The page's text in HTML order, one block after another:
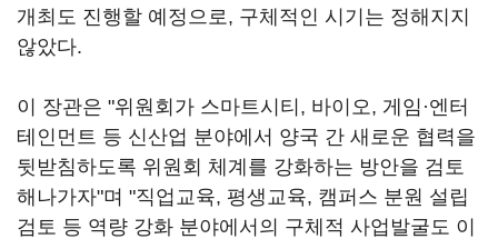
개최도 진행할 예정으로, 구체적인 시기는 정해지지
않았다.
이 장관은 "위원회가 스마트시티, 바이오, 게임·엔터
테인먼트 등 신산업 분야에서 양국 간 새로운 협력을
뒷받침하도록 위원회 체계를 강화하는 방안을 검토
해나가자"며 "직업교육, 평생교육, 캠퍼스 분원 설립
검토 등 역량 강화 분야에서의 구체적 사업발굴도 이